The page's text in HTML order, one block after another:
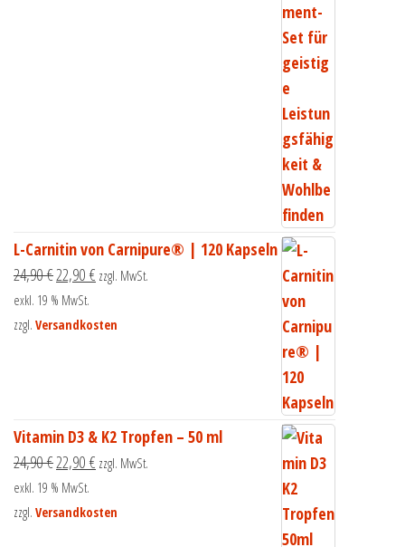
L-Carnitin von Carnipure® | 120 Kapseln
24,90€22,90 € zzgl. MwSt.
exkl. 19 % MwSt.
zzgl. Versandkosten
Vitamin D3 & K2 Tropfen – 50 ml
24,90€22,90 € zzgl. MwSt.
exkl. 19 % MwSt.
zzgl. Versandkosten